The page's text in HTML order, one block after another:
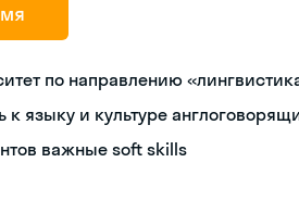
по направлению
к языку и культуре
важные soft skills